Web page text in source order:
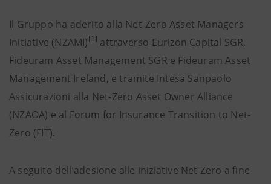
Il Gruppo ha aderito alla Net-Zero Asset Managers
Initiative (NZAMI)[1] attraverso Eurizon Capital SGR,
Fideuram Asset Management SGR e Fideuram Asset
Management Ireland, e tramite Intesa Sanpaolo
Assicurazioni alla Net-Zero Asset Owner Alliance
(NZAOA) e al Forum for Insurance Transition to Net-
Zero (FIT).
A seguito dell’adesione alle iniziative Net Zero a fine